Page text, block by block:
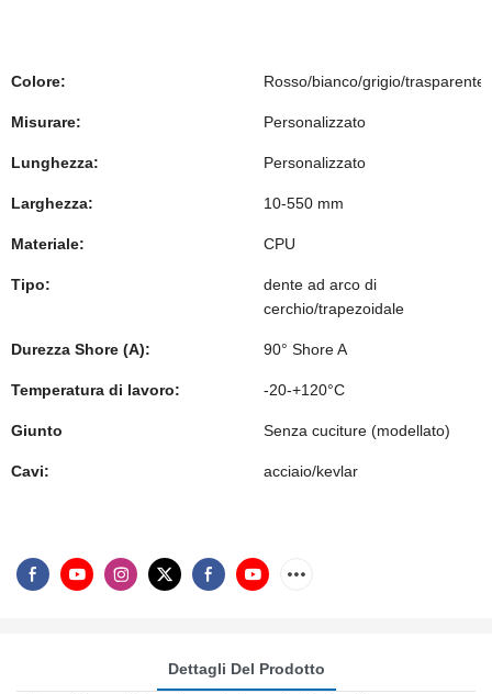
Colore: Rosso/bianco/grigio/trasparente
Misurare: Personalizzato
Lunghezza: Personalizzato
Larghezza: 10-550 mm
Materiale: CPU
Tipo:
dente ad arco di
cerchio/trapezoidale
Durezza Shore (A): 90° Shore A
Temperatura di lavoro: -20-+120°C
Giunto Senza cuciture (modellato)
Cavi: acciaio/kevlar
Dettagli Del Prodotto